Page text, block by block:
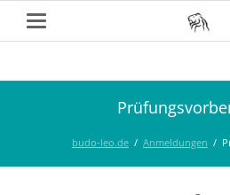
budo-leo.de Anmeldungen